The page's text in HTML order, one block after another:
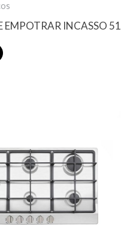
EMPOTRAR INCASSO 51